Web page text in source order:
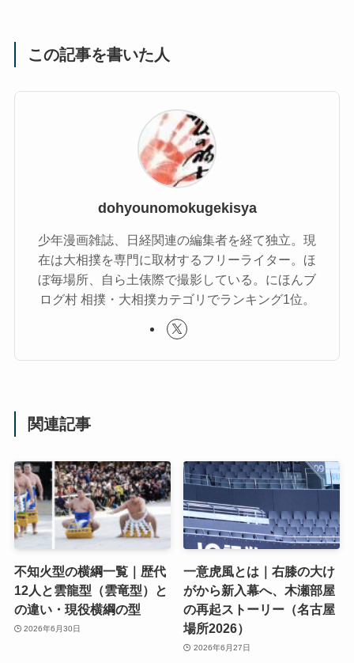
この記事を書いた人
dohyounomokugekisya
少年漫画雑誌、日経関連の編集者を経て独立。現
在は大相撲を専門に取材するフリーライター。ほ
ぼ毎場所、自ら土俵際で撮影している。にほんブ
ログ村 相撲・大相撲カテゴリでランキング1位。
関連記事
不知火型の横綱一覧｜歴代
12人と雲龍型（雲竜型）と
の違い・現役横綱の型
2026年6月30日
一意虎風とは｜右膝の大け
がから新入幕へ、木瀬部屋
の再起ストーリー（名古屋
場所2026）
2026年6月27日